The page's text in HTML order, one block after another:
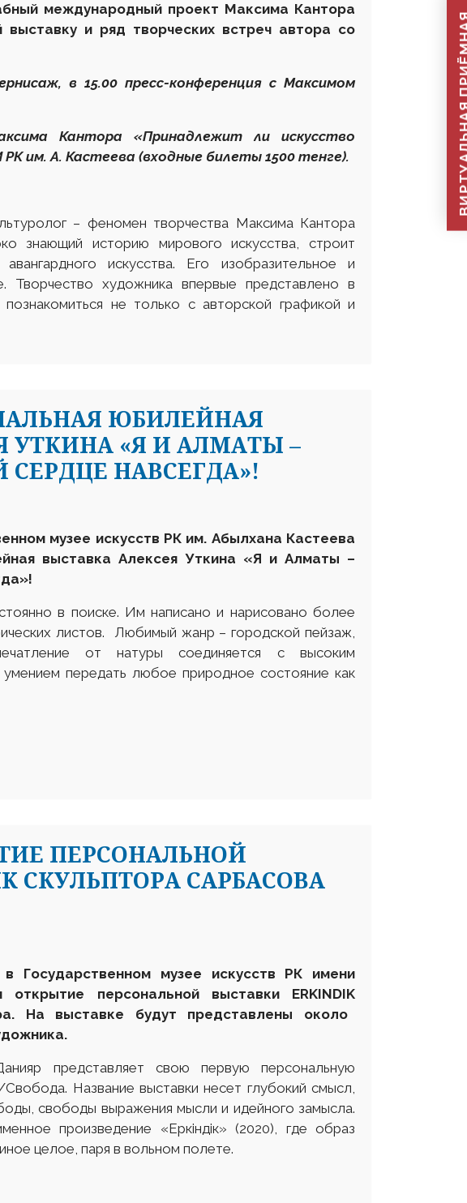
международный проект Максима Кантора
и ряд творческих встреч автора со
в 15.00 пресс-конференция с Максимом
Кантора «Принадлежит ли искусство
им. А. Кастеева (входные билеты 1500 тенге).
– феномен творчества Максима Кантора
знающий историю мирового искусства, строит
искусства. Его изобразительное и
художника впервые представлено в
познакомиться не только с авторской графикой и
ЮБИЛЕЙНАЯ
УТКИНА «Я И АЛМАТЫ –
НАВСЕГДА»!
музее искусств РК им. Абылхана Кастеева
выставка Алексея Уткина «Я и Алматы –
»!
в поиске. Им написано и нарисовано более
листов. Любимый жанр – городской пейзаж,
от натуры соединяется с высоким
передать любое природное состояние как
ПЕРСОНАЛЬНОЙ
СКУЛЬПТОРА САРБАСОВА
музее искусств РК имени
открытие персональной выставки ERKINDIK
. На выставке будут представлены около
представляет свою первую персональную
Название выставки несет глубокий смысл,
свободы выражения мысли и идейного замысла.
произведение «Еркіндік» (2020), где образ
целое, паря в вольном полете.